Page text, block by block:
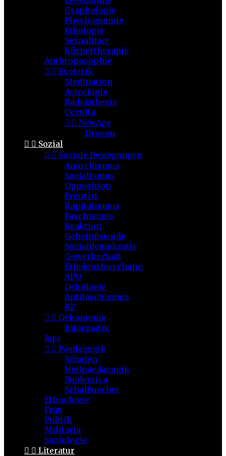
Graphologie
Physiognomie
Ethologie
Sexualitaet
Körpertherapie
Anthroposophie
  Esoterik
Meditiation
Astrologie
Radiästhesie
Occulta
  NewAge
Drogen
  Sozial
  Soziale Bewegungen
Anarchismus
Sozialismus
Opposition
Freiwirt
Kapitalismus
Faschismus
Reaktion
Geheimbuende
Sozialdemokratie
Gewerkschaft
Friedensforschung
APO
Oekologie
Antifaschismus
KZ
  Oekonomie
Informatik
Jura
  Paedagogik
Schulen
Heilpaedagogik
Studentica
Schulbuecher
Ethnologie
Frau
Politik
Militaria
Soziologie
  Literatur